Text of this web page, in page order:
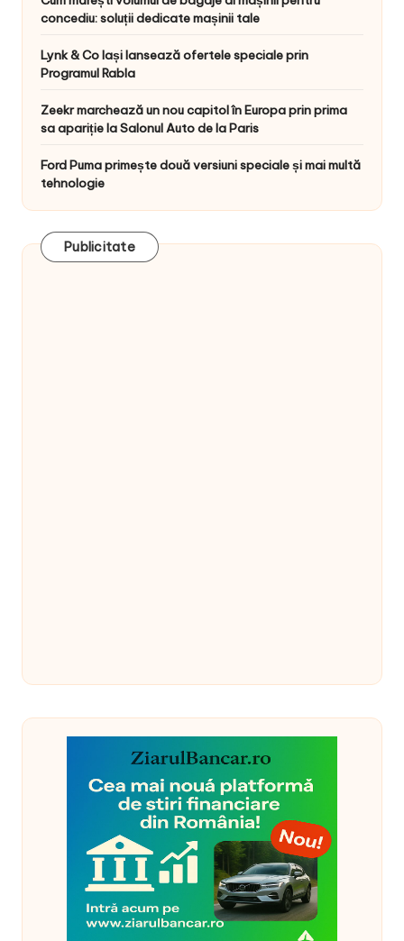
concediu: soluții dedicate mașinii tale
Lynk & Co Iași lansează ofertele speciale prin
Programul Rabla
Zeekr marchează un nou capitol în Europa prin prima
sa apariție la Salonul Auto de la Paris
Ford Puma primește două versiuni speciale și mai multă
tehnologie
Publicitate